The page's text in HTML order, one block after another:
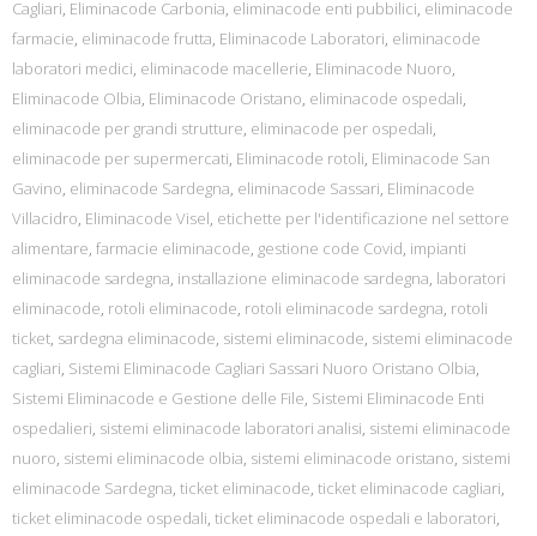
Cagliari, Eliminacode Carbonia, eliminacode enti pubbilici, eliminacode
farmacie, eliminacode frutta, Eliminacode Laboratori, eliminacode
laboratori medici, eliminacode macellerie, Eliminacode Nuoro,
Eliminacode Olbia, Eliminacode Oristano, eliminacode ospedali,
eliminacode per grandi strutture, eliminacode per ospedali,
eliminacode per supermercati, Eliminacode rotoli, Eliminacode San
Gavino, eliminacode Sardegna, eliminacode Sassari, Eliminacode
Villacidro, Eliminacode Visel, etichette per l'identificazione nel settore
alimentare, farmacie eliminacode, gestione code Covid, impianti
eliminacode sardegna, installazione eliminacode sardegna, laboratori
eliminacode, rotoli eliminacode, rotoli eliminacode sardegna, rotoli
ticket, sardegna eliminacode, sistemi eliminacode, sistemi eliminacode
cagliari, Sistemi Eliminacode Cagliari Sassari Nuoro Oristano Olbia,
Sistemi Eliminacode e Gestione delle File, Sistemi Eliminacode Enti
ospedalieri, sistemi eliminacode laboratori analisi, sistemi eliminacode
nuoro, sistemi eliminacode olbia, sistemi eliminacode oristano, sistemi
eliminacode Sardegna, ticket eliminacode, ticket eliminacode cagliari,
ticket eliminacode ospedali, ticket eliminacode ospedali e laboratori,